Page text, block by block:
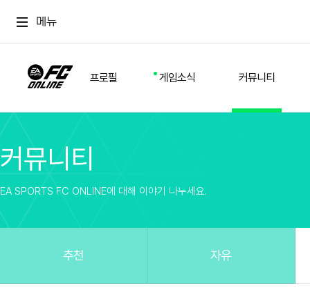
메뉴
프로필 게임소식 커뮤니티
스쿼드
커뮤니티
방명록
업데이트
유저 가이드
게임 플레이 버그 제보
커뮤니티
EA SPORTS FC ONLINE에 대해 이야기 나누세요.
추천 자유